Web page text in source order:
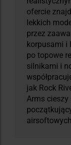
ofercie
lekkich
przez
korpusami i
po topowe
silnikami i
jak Rock
Arms